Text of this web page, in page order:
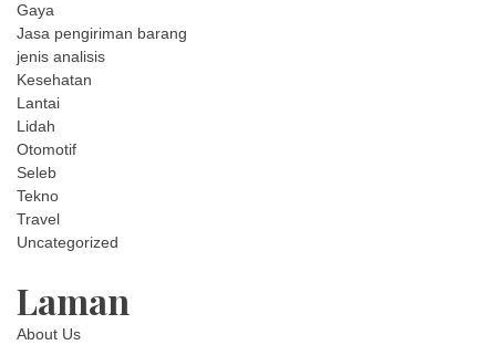
Gaya
Jasa pengiriman barang
jenis analisis
Kesehatan
Lantai
Lidah
Otomotif
Seleb
Tekno
Travel
Uncategorized
Laman
About Us